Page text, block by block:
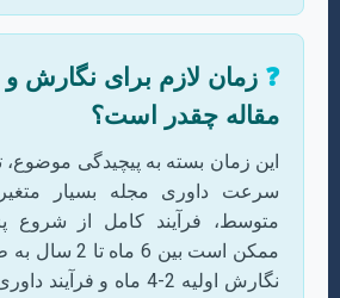
❓ زمان لازم برای نگارش و
مقاله چقدر است؟
این زمان بسته به پیچیدگی
سرعت داوری مجله بسیار
متوسط، فرآیند کامل از شروع
ممکن است بین 6